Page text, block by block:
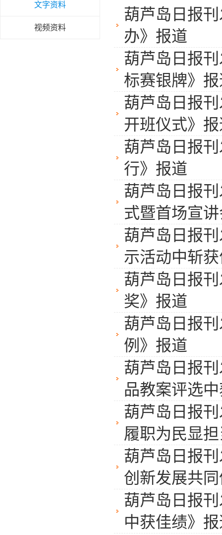
文字资料
视频资料
葫芦岛日报
办》报道
葫芦岛日报
标赛银牌》
葫芦岛日报
开班仪式》
葫芦岛日报
行》报道
葫芦岛日报
式暨首场宣
葫芦岛日报
示活动中斩
葫芦岛日报
奖》报道
葫芦岛日报
例》报道
葫芦岛日报
品教案评选
葫芦岛日报
履职为民显
葫芦岛日报
创新发展共
葫芦岛日报
中获佳绩》